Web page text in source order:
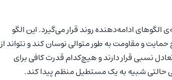
ادامه‌دهنده روند قرار می‌گیرد. این الگو
و مقاومت به طور متوالی نوسان کند و نتواند از
نسبی قرار دارند و هیچ‌کدام قدرت کافی برای
شبیه به یک مستطیل منظم پیدا کند.